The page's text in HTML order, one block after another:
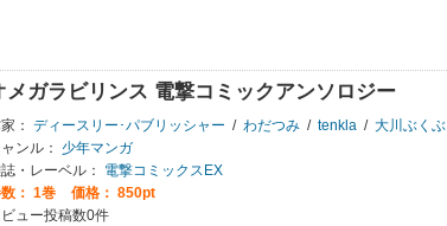
メガラビリンス 電撃コミックアンソロジー
： ディースリー･パブリッシャー / わだつみ / tenkla / 大川ぶくぶ
ンル：
少年マンガ
・レーベル：
電撃コミックスEX
： 1巻
価格： 850pt
ュー投稿数0件